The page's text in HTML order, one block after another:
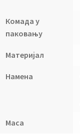
Комада у
паковању
Материјал
Намена
Маса